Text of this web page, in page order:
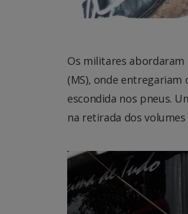
Os militares abordaram
(MS), onde
escondida nos pneus.
na retirada dos